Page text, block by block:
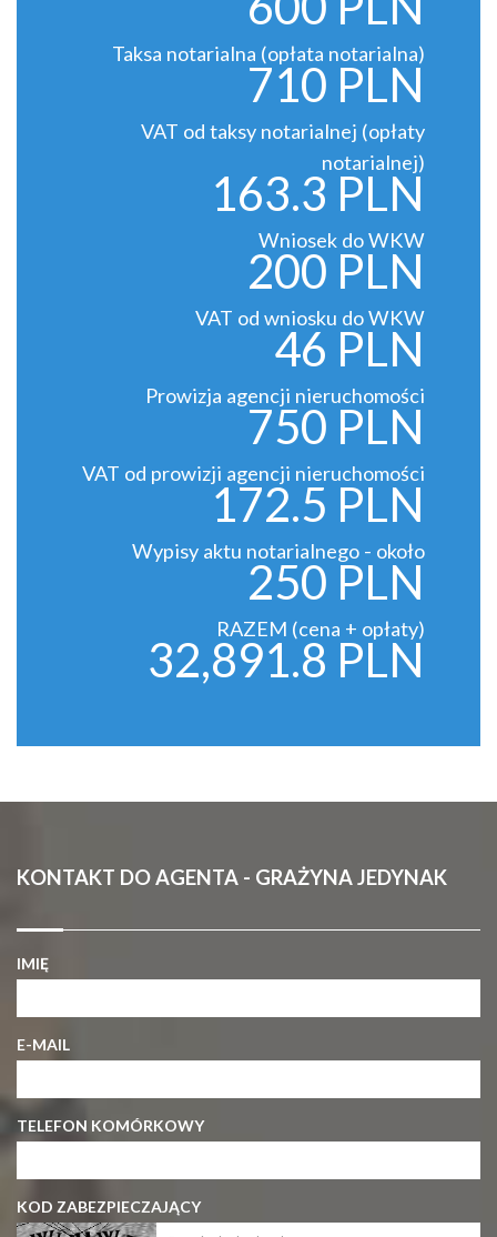
Taksa notarialna (opłata notarialna)
710 PLN
VAT od taksy notarialnej (opłaty
notarialnej)
163.3 PLN
Wniosek do WKW
200 PLN
VAT od wniosku do WKW
46 PLN
Prowizja agencji nieruchomości
750 PLN
VAT od prowizji agencji nieruchomości
172.5 PLN
Wypisy aktu notarialnego - około
250 PLN
RAZEM (cena + opłaty)
32,891.8 PLN
KONTAKT DO AGENTA - GRAŻYNA JEDYNAK
IMIĘ
E-MAIL
TELEFON KOMÓRKOWY
KOD ZABEZPIECZAJĄCY